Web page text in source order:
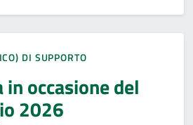
DI SUPPORTO
occasione del
2026